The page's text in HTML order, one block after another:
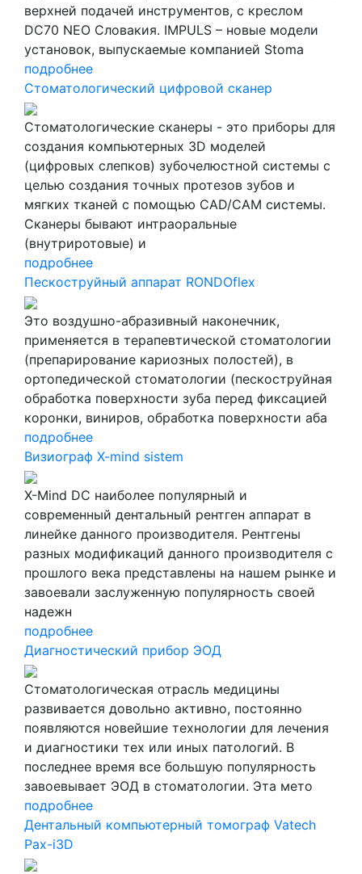
верхней подачей инструментов, с креслом
DC70 NEO Словакия. IMPULS – новые модели
установок, выпускаемые компанией Stoma
подробнее
Стоматологический цифровой сканер
Стоматологические сканеры - это приборы для
создания компьютерных 3D моделей
(цифровых слепков) зубочелюстной системы с
целью создания точных протезов зубов и
мягких тканей с помощью CAD/CAM системы.
Сканеры бывают интраоральные
(внутриротовые) и
подробнее
Пескоструйный аппарат RONDOflex
Это воздушно-абразивный наконечник,
применяется в терапевтической стоматологии
(препарирование кариозных полостей), в
ортопедической стоматологии (пескоструйная
обработка поверхности зуба перед фиксацией
коронки, виниров, обработка поверхности аба
подробнее
Визиограф X-mind sistem
X-Mind DC наиболее популярный и
современный дентальный рентген аппарат в
линейке данного производителя. Рентгены
разных модификаций данного производителя с
прошлого века представлены на нашем рынке и
завоевали заслуженную популярность своей
надежн
подробнее
Диагностический прибор ЭОД
Стоматологическая отрасль медицины
развивается довольно активно, постоянно
появляются новейшие технологии для лечения
и диагностики тех или иных патологий. В
последнее время все большую популярность
завоевывает ЭОД в стоматологии. Эта мето
подробнее
Дентальный компьютерный томограф Vatech
Pax-i3D